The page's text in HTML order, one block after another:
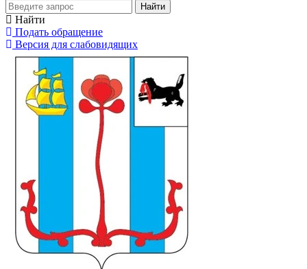
Найти
Найти
Подать обращение
Версия для слабовидящих